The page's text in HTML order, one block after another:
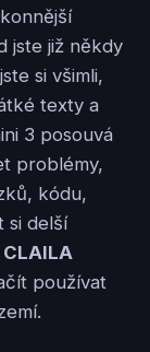
jste již někdy
si všimli,
texty a
3 posouvá
problémy,
kódu,
si delší
CLAILA
používat